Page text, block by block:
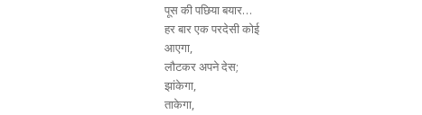
पूस की पछिया बयार…
हर बार एक परदेसी कोई
आएगा,
लौटकर अपने देस;
झांकेगा,
ताकेगा,